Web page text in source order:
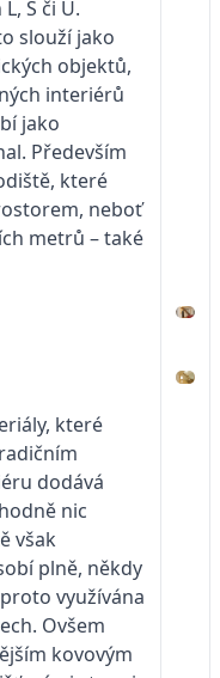
S či U.
slouží jako
objektů,
interiérů
jako
Především
které
neboť
metrů – také
které
dodává
nic
však
plně, někdy
využívána
Ovšem
kovovým